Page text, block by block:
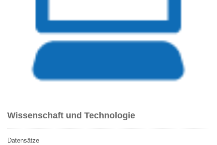
Wissenschaft und Technologie
Datensätze